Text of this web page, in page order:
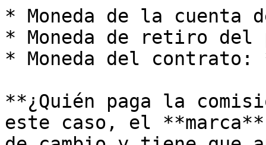
* Moneda de la cuenta
* Moneda de retiro del
* Moneda del contrato:
**¿Quién paga la
este caso, el